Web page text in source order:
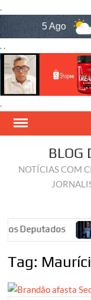
.
5 Ago
. .
.
Skip
BLOG
NOTÍCIAS COM
Deputados
Tag: